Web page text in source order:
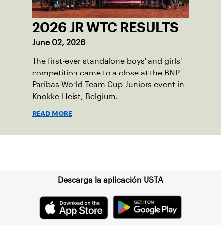
2026 JR WTC RESULTS
June 02, 2026
The first-ever standalone boys' and girls'
competition came to a close at the BNP
Paribas World Team Cup Juniors event in
Knokke-Heist, Belgium.
READ MORE
Descarga la aplicación USTA